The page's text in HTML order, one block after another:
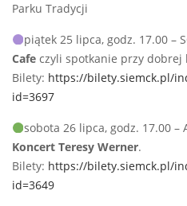
Parku Tradycji
piątek 25 lipca, godz. 17.00 –
Cafe czyli spotkanie przy dobrej
Bilety: https://bilety.siemck.pl/
id=3697
sobota 26 lipca, godz. 17.00
Koncert Teresy Werner.
Bilety: https://bilety.siemck.pl/
id=3649